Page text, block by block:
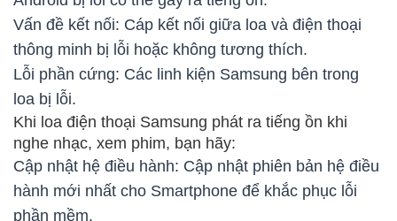
Vấn đề kết nối: Cáp kết nối giữa loa và điện thoại
thông minh bị lỗi hoặc không tương thích.
Lỗi phần cứng: Các linh kiện Samsung bên trong
loa bị lỗi.
Khi loa điện thoại Samsung phát ra tiếng ồn khi
nghe nhạc, xem phim, bạn hãy:
Cập nhật hệ điều hành: Cập nhật phiên bản hệ điều
hành mới nhất cho Smartphone để khắc phục lỗi
phần mềm.